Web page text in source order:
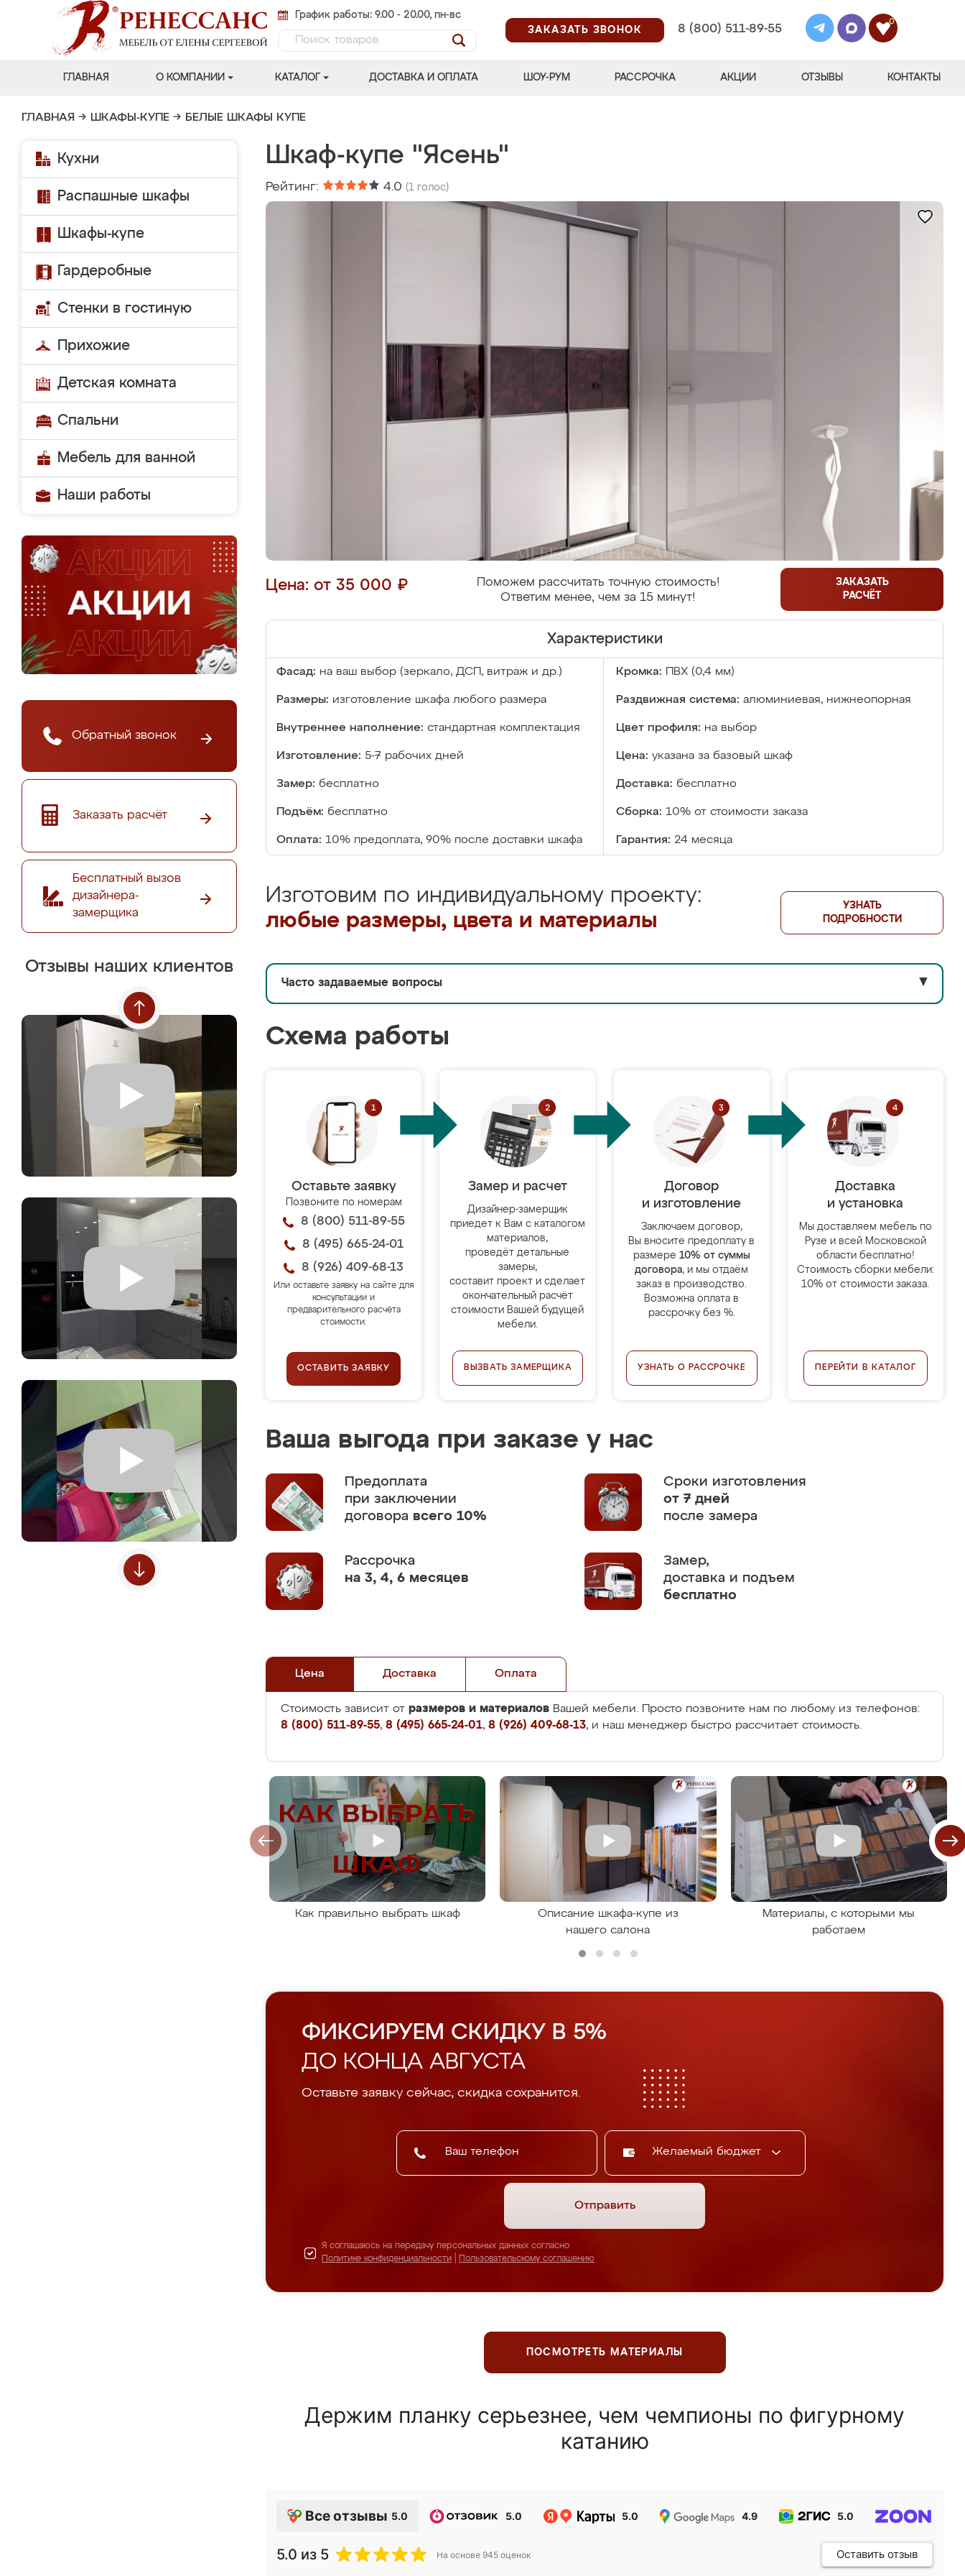
График работы: 9.00 - 20.00, пн-вс
ЗАКАЗАТЬ ЗВОНОК
8 (800) 511-89-55
0
ГЛАВНАЯ О КОМПАНИИ КАТАЛОГ ДОСТАВКА И ОПЛАТА ШОУ-РУМ РАССРОЧКА АКЦИИ ОТЗЫВЫ КОНТАКТЫ
ГЛАВНАЯ → ШКАФЫ-КУПЕ → БЕЛЫЕ ШКАФЫ КУПЕ
Кухни
Распашные шкафы
Шкафы-купе
Гардеробные
Стенки в гостиную
Прихожие
Детская комната
Спальни
Мебель для ванной
Наши работы
Обратный звонок
Заказать расчёт
Бесплатный вызов
дизайнера-
замерщика
Отзывы наших клиентов
Шкаф-купе "Ясень"
Рейтинг: 4.0 (1 голос)
Цена: от 35 000 ₽
Поможем рассчитать точную стоимость!
Ответим менее, чем за 15 минут!
ЗАКАЗАТЬ
РАСЧЁТ
Характеристики
Фасад: на ваш выбор (зеркало, ДСП, витраж и др.) Кромка: ПВХ (0,4 мм)
Размеры: изготовление шкафа любого размера Раздвижная система: алюминиевая, нижнеопорная
Внутреннее наполнение: стандартная комплектация Цвет профиля: на выбор
Изготовление: 5-7 рабочих дней Цена: указана за базовый шкаф
Замер: бесплатно Доставка: бесплатно
Подъём: бесплатно Сборка: 10% от стоимости заказа
Оплата: 10% предоплата, 90% после доставки шкафа Гарантия: 24 месяца
Изготовим по индивидуальному проекту:
любые размеры, цвета и материалы
УЗНАТЬ
ПОДРОБНОСТИ
Часто задаваемые вопросы ▼
Схема работы
Оставьте заявку
Позвоните по номерам
8 (800) 511-89-55
8 (495) 665-24-01
8 (926) 409-68-13
Или оставьте заявку на сайте для
консультации и
предварительного расчёта
стоимости.
ОСТАВИТЬ ЗАЯВКУ
Замер и расчет
Дизайнер-замерщик
приедет к Вам с каталогом
материалов,
проведёт детальные
замеры,
составит проект и сделает
окончательный расчёт
стоимости Вашей будущей
мебели.
ВЫЗВАТЬ ЗАМЕРЩИКА
Договор
и изготовление
Заключаем договор,
Вы вносите предоплату в
размере 10% от суммы
договора, и мы отдаём
заказ в производство.
Возможна оплата в
рассрочку без %.
УЗНАТЬ О РАССРОЧКЕ
Доставка
и установка
Мы доставляем мебель по
Рузе и всей Московской
области бесплатно!
Стоимость сборки мебели:
10% от стоимости заказа.
ПЕРЕЙТИ В КАТАЛОГ
Ваша выгода при заказе у нас
Предоплата
при заключении
договора всего 10%
Сроки изготовления
от 7 дней
после замера
Рассрочка
на 3, 4, 6 месяцев
Замер,
доставка и подъем
бесплатно
Цена Доставка Оплата
Стоимость зависит от размеров и материалов Вашей мебели. Просто позвоните нам по любому из телефонов:
8 (800) 511-89-55, 8 (495) 665-24-01, 8 (926) 409-68-13, и наш менеджер быстро рассчитает стоимость.
Как правильно выбрать шкаф
Описание шкафа-купе из
нашего салона
Материалы, с которыми мы
работаем
ФИКСИРУЕМ СКИДКУ В 5%
ДО КОНЦА АВГУСТА
Оставьте заявку сейчас, скидка сохранится.
Желаемый бюджет
Отправить
Я соглашаюсь на передачу персональных данных согласно
Политике конфиденциальности
Пользовательскому соглашению
ПОСМОТРЕТЬ МАТЕРИАЛЫ
Держим планку серьезнее, чем чемпионы по фигурному
катанию
Все отзывы 5.0 5.0 5.0 4.9 5.0
5.0 из 5 На основе 945 оценок Оставить отзыв